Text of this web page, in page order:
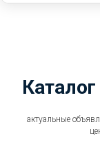
актуальные